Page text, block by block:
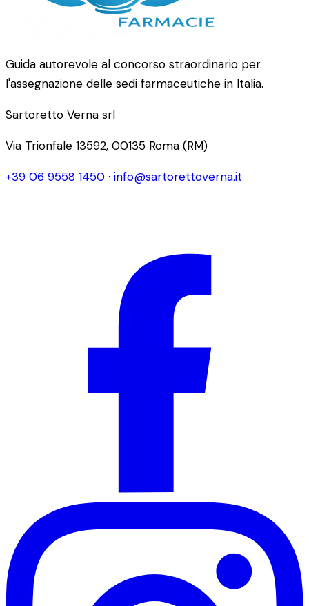
Guida autorevole al concorso straordinario per
l'assegnazione delle sedi farmaceutiche in Italia.
Sartoretto Verna srl
Via Trionfale 13592, 00135 Roma (RM)
+39 06 9558 1450 · info@sartorettoverna.it